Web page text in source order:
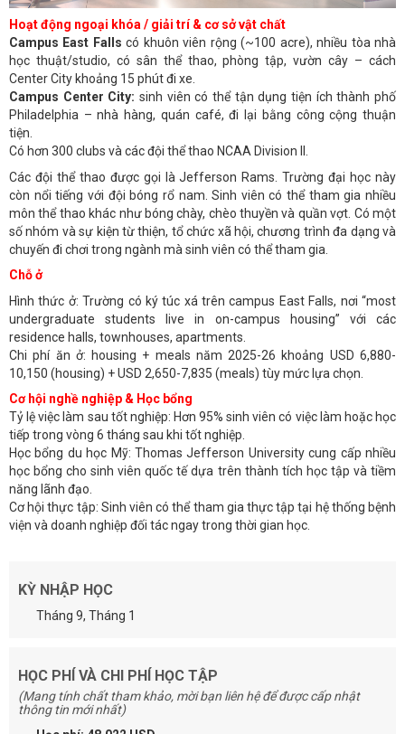
Hoạt động ngoại khóa / giải trí & cơ sở vật chất
Campus East Fallscó khuôn viên rộng (~100 acre), nhiều tòa nhà
học thuật/studio, có sân thể thao, phòng tập, vườn cây – cách
Center City khoảng 15 phút đi xe.
Campus Center City: sinh viên có thể tận dụng tiện ích thành phố
Philadelphia – nhà hàng, quán café, đi lại bằng công cộng thuận
tiện.
Có hơn 300 clubs và các đội thể thao NCAA Division II.
Các đội thể thao được gọi là Jefferson Rams. Trường đại học này
còn nổi tiếng với đội bóng rổ nam. Sinh viên có thể tham gia nhiều
môn thể thao khác như bóng chày, chèo thuyền và quần vợt. Có một
số nhóm và sự kiện từ thiện, tổ chức xã hội, chương trình đa dạng và
chuyến đi chơi trong ngành mà sinh viên có thể tham gia.
Chỗ ở
Hình thức ở: Trường có ký túc xá trên campus East Falls, nơi “most
undergraduate students live in on-campus housing” với các
residence halls, townhouses, apartments.
Chi phí ăn ở: housing + meals năm 2025-26 khoảng USD 6,880-
10,150 (housing) + USD 2,650-7,835 (meals) tùy mức lựa chọn.
Cơ hội nghề nghiệp & Học bổng
Tỷ lệ việc làm sau tốt nghiệp: Hơn 95% sinh viên có việc làm hoặc học
tiếp trong vòng 6 tháng sau khi tốt nghiệp.
Học bổng du học Mỹ: Thomas Jefferson University cung cấp nhiều
học bổng cho sinh viên quốc tế dựa trên thành tích học tập và tiềm
năng lãnh đạo.
Cơ hội thực tập: Sinh viên có thể tham gia thực tập tại hệ thống bệnh
viện và doanh nghiệp đối tác ngay trong thời gian học.
KỲ NHẬP HỌC
Tháng 9, Tháng 1
HỌC PHÍ VÀ CHI PHÍ HỌC TẬP
(Mang tính chất tham khảo, mời bạn liên hệ để được cấp nhật
thông tin mới nhất)